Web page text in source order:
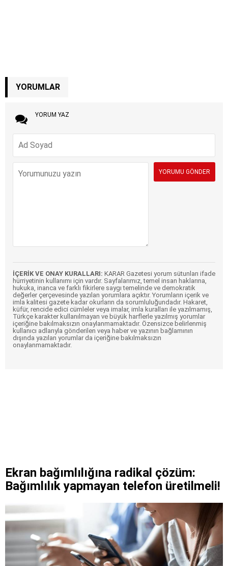
YORUMLAR
YORUM YAZ
İÇERİK VE ONAY KURALLARI: KARAR Gazetesi yorum sütunları ifade
hürriyetinin kullanımı için vardır. Sayfalarımız, temel insan haklarına,
hukuka, inanca ve farklı fikirlere saygı temelinde ve demokratik
değerler çerçevesinde yazılan yorumlara açıktır. Yorumların içerik ve
imla kalitesi gazete kadar okurların da sorumluluğundadır. Hakaret,
küfür, rencide edici cümleler veya imalar, imla kuralları ile yazılmamış,
Türkçe karakter kullanılmayan ve büyük harflerle yazılmış yorumlar
içeriğine bakılmaksızın onaylanmamaktadır. Özensizce belirlenmiş
kullanıcı adlarıyla gönderilen veya haber ve yazının bağlamının
dışında yazılan yorumlar da içeriğine bakılmaksızın
onaylanmamaktadır.
Ekran bağımlılığına radikal çözüm:
Bağımlılık yapmayan telefon üretilmeli!